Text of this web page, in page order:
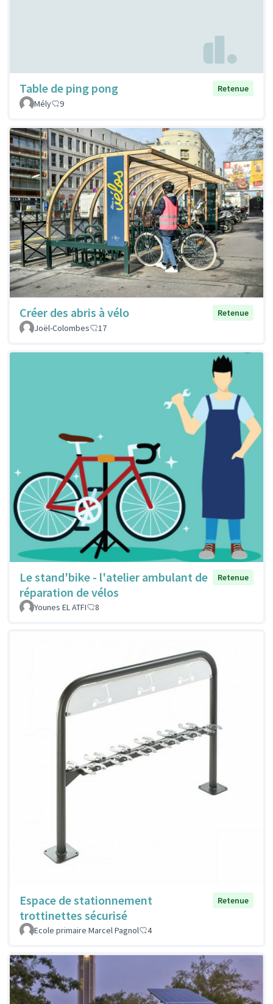
Table de ping pong
Retenue
Mély
9
Créer des abris à vélo
Retenue
Joël-Colombes
17
Le stand'bike - l'atelier ambulant de
réparation de vélos
Retenue
Younes EL ATFI 8
Espace de stationnement
trottinettes sécurisé
Retenue
Ecole primaire Marcel Pagnol 4